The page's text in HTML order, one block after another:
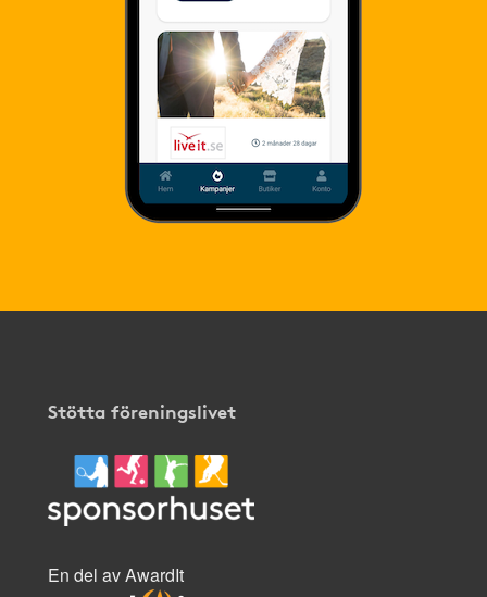
Stötta föreningslivet
En del av AwardIt